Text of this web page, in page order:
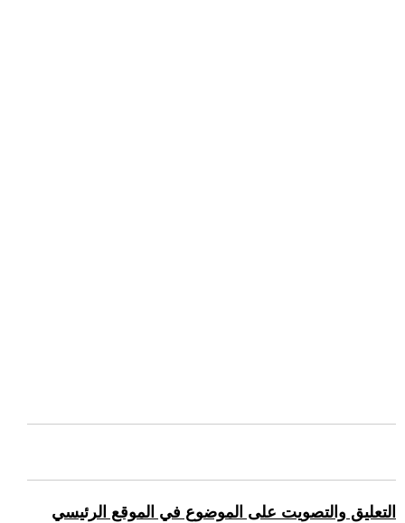
التعليق والتصويت على الموضوع في الموقع الرئيسي